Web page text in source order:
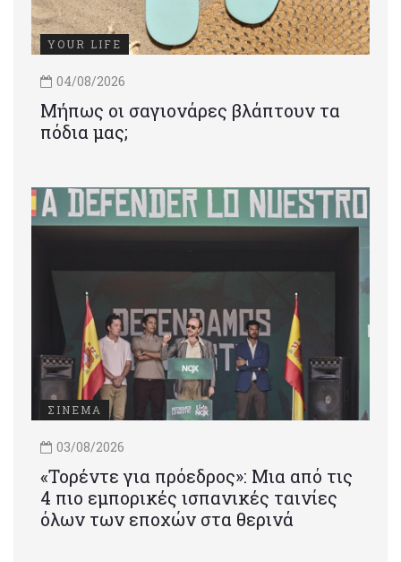
YOUR LIFE
04/08/2026
Μήπως οι σαγιονάρες βλάπτουν τα
πόδια μας;
ΣΙΝΕΜΑ
03/08/2026
«Τορέντε για πρόεδρος»: Mια από τις
4 πιο εμπορικές ισπανικές ταινίες
όλων των εποχών στα θερινά